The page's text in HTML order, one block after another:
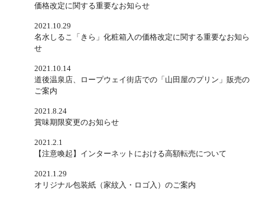
価格改定に関する重要なお知らせ
2021.10.29
名水しるこ「きら」化粧箱入の価格改定に関する重要なお知ら
せ
2021.10.14
道後温泉店、ロープウェイ街店での「山田屋のプリン」販売の
ご案内
2021.8.24
賞味期限変更のお知らせ
2021.2.1
【注意喚起】インターネットにおける高額転売について
2021.1.29
オリジナル包装紙（家紋入・ロゴ入）のご案内